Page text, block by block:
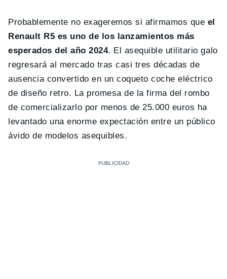
Probablemente no exageremos si afirmamos que el
Renault R5 es uno de los lanzamientos más
esperados del año 2024. El asequible utilitario galo
regresará al mercado tras casi tres décadas de
ausencia convertido en un coqueto coche eléctrico
de diseño retro. La promesa de la firma del rombo
de comercializarlo por menos de 25.000 euros ha
levantado una enorme expectación entre un público
ávido de modelos asequibles.